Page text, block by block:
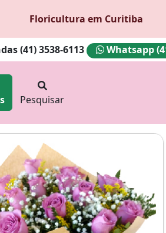
Floricultura em Curitiba
(41) 3538-6113 Whatsapp
Pesquisar